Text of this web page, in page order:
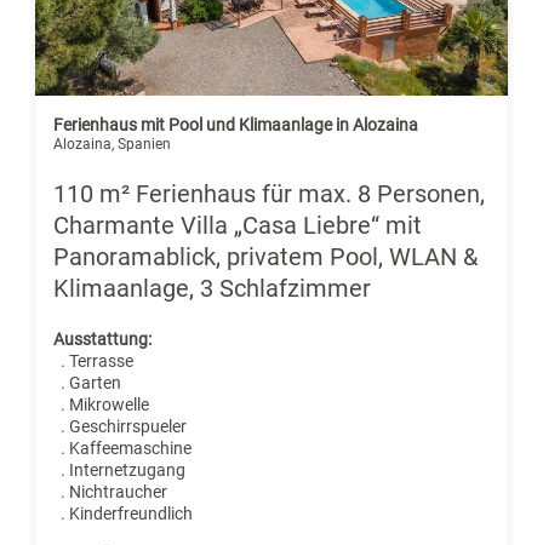
Ferienhaus mit Pool und Klimaanlage in Alozaina
Alozaina, Spanien
110 m² Ferienhaus für max. 8 Personen,
Charmante Villa „Casa Liebre“ mit
Panoramablick, privatem Pool, WLAN &
Klimaanlage, 3 Schlafzimmer
Ausstattung:
. Terrasse
. Garten
. Mikrowelle
. Geschirrspueler
. Kaffeemaschine
. Internetzugang
. Nichtraucher
. Kinderfreundlich